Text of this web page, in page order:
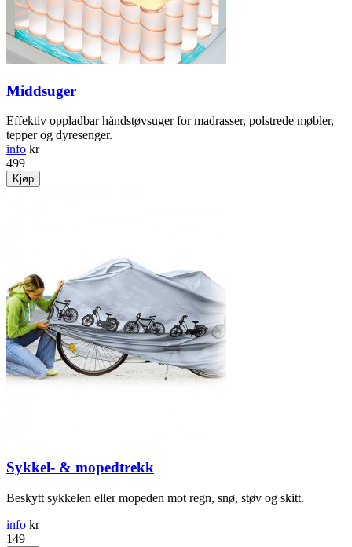
Middsuger
Effektiv oppladbar hånd­støvsuger for madrasser, polstrede møbler,
tepper og dyresenger.
info kr
499
Kjøp
Sykkel- & mopedtrekk
Beskytt sykkelen eller mopeden mot regn, snø, støv og skitt.
info kr
149